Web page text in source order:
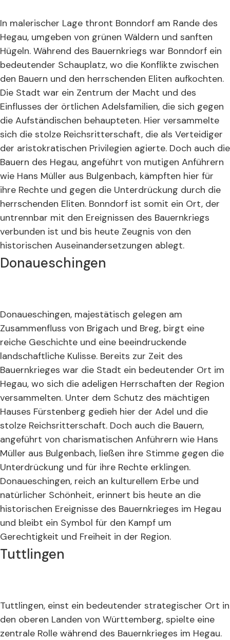
In malerischer Lage thront Bonndorf am Rande des
Hegau, umgeben von grünen Wäldern und sanften
Hügeln. Während des Bauernkriegs war Bonndorf ein
bedeutender Schauplatz, wo die Konflikte zwischen
den Bauern und den herrschenden Eliten aufkochten.
Die Stadt war ein Zentrum der Macht und des
Einflusses der örtlichen Adelsfamilien, die sich gegen
die Aufständischen behaupteten. Hier versammelte
sich die stolze Reichsritterschaft, die als Verteidiger
der aristokratischen Privilegien agierte. Doch auch die
Bauern des Hegau, angeführt von mutigen Anführern
wie Hans Müller aus Bulgenbach, kämpften hier für
ihre Rechte und gegen die Unterdrückung durch die
herrschenden Eliten. Bonndorf ist somit ein Ort, der
untrennbar mit den Ereignissen des Bauernkriegs
verbunden ist und bis heute Zeugnis von den
historischen Auseinandersetzungen ablegt.
Donaueschingen
Donaueschingen, majestätisch gelegen am
Zusammenfluss von Brigach und Breg, birgt eine
reiche Geschichte und eine beeindruckende
landschaftliche Kulisse. Bereits zur Zeit des
Bauernkrieges war die Stadt ein bedeutender Ort im
Hegau, wo sich die adeligen Herrschaften der Region
versammelten. Unter dem Schutz des mächtigen
Hauses Fürstenberg gedieh hier der Adel und die
stolze Reichsritterschaft. Doch auch die Bauern,
angeführt von charismatischen Anführern wie Hans
Müller aus Bulgenbach, ließen ihre Stimme gegen die
Unterdrückung und für ihre Rechte erklingen.
Donaueschingen, reich an kulturellem Erbe und
natürlicher Schönheit, erinnert bis heute an die
historischen Ereignisse des Bauernkrieges im Hegau
und bleibt ein Symbol für den Kampf um
Gerechtigkeit und Freiheit in der Region.
Tuttlingen
Tuttlingen, einst ein bedeutender strategischer Ort in
den oberen Landen von Württemberg, spielte eine
zentrale Rolle während des Bauernkrieges im Hegau.